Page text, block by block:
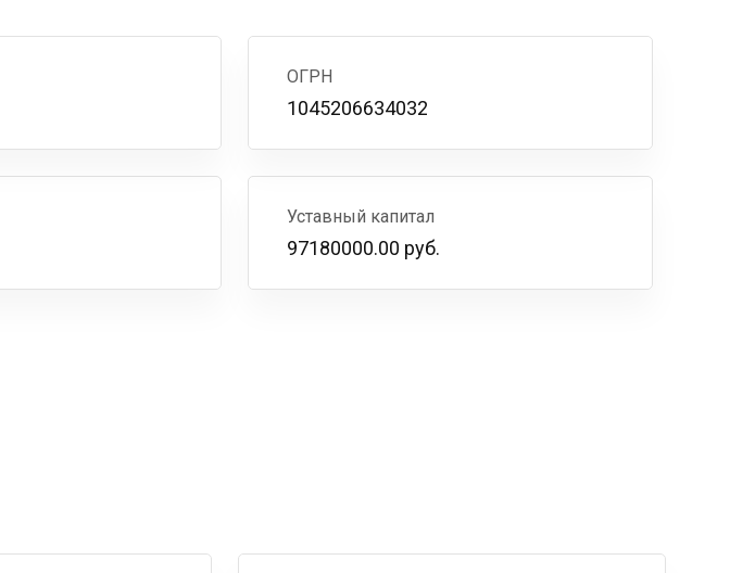
ОГРН
1045206634032
Уставный капитал
97180000.00 руб.